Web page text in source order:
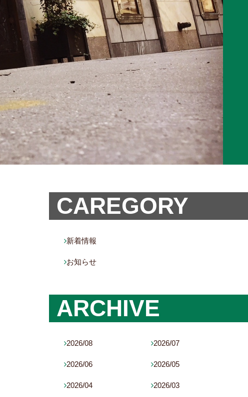
CAREGORY
新着情報
お知らせ
ARCHIVE
2026/08 2026/07
2026/06 2026/05
2026/04 2026/03